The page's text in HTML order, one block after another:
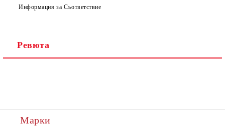
Информация за Съответствие
Ревюта
Марки